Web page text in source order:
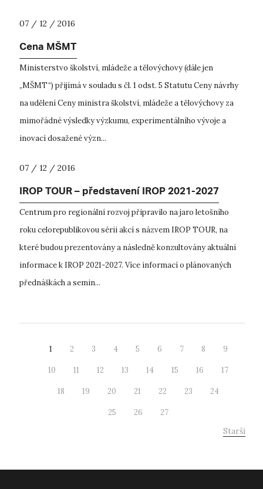
07 / 12 / 2016
Cena MŠMT
Ministerstvo školství, mládeže a tělovýchovy (dále jen
„MŠMT“) přijímá v souladu s čl. 1 odst. 5 Statutu Ceny návrhy
na udělení Ceny ministra školství, mládeže a tělovýchovy za
mimořádné výsledky výzkumu, experimentálního vývoje a
inovací dosažené význ...
07 / 12 / 2016
IROP TOUR – představení IROP 2021-2027
Centrum pro regionální rozvoj připravilo na jaro letošního
roku celorepublikovou sérii akcí s názvem IROP TOUR, na
které budou prezentovány a následně konzultovány aktuální
informace k IROP 2021-2027. Více informací o plánovaných
přednáškách a semin...
1 2 3 4 5 6 7 8 9
10 11 12 13 14 15 16 17
18 19 20 21 22 23 24
25 26 27
Starší